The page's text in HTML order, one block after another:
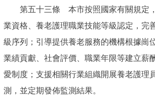
第五十三條 本市按照國家有關規定，
業資格、養老護理職業技能等級認定，完
級序列；引導提供養老服務的機構根據崗
業績貢獻、社會評價、職業年限等建立薪
愛制度；支援相關行業組織開展養老護理
測，並定期發佈監測結果。